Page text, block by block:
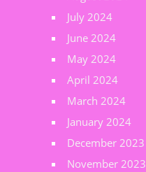
July 2024
June 2024
May 2024
April 2024
March 2024
January 2024
December 2023
November 2023